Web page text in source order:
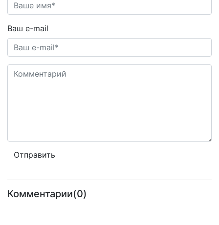
Ваш e-mail
Комментарии(0)